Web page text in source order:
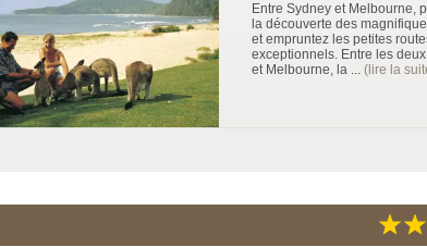
Entre Sydney et Melbourne,
la découverte des
et empruntez les petites
exceptionnels. Entre les
et Melbourne, la ... (lire la